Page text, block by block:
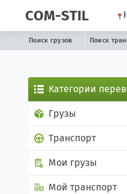
COM-STIL
Поиск грузов Поиск
Категории
Грузы
Транспорт
Мои грузы
Мой транспорт